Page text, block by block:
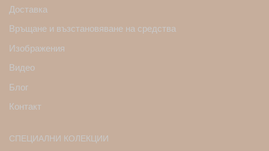
Доставка
Връщане и възстановяване на средства
Изображения
Видео
Блог
Контакт
СПЕЦИАЛНИ КОЛЕКЦИИ